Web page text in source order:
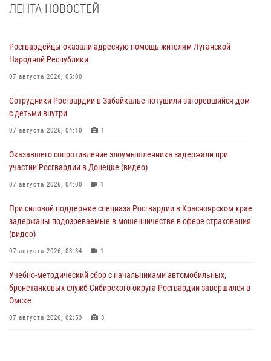
ЛЕНТА НОВОСТЕЙ
Росгвардейцы оказали адресную помощь жителям Луганской
Народной Республики
07 августа 2026, 05:00
Сотрудники Росгвардии в Забайкалье потушили загоревшийся дом
с детьми внутри
07 августа 2026, 04:10 1
Оказавшего сопротивление злоумышленника задержали при
участии Росгвардии в Донецке (видео)
07 августа 2026, 04:00 1
При силовой поддержке спецназа Росгвардии в Красноярском крае
задержаны подозреваемые в мошенничестве в сфере страхования
(видео)
07 августа 2026, 03:34 1
Учебно-методический сбор с начальниками автомобильных,
бронетанковых служб Сибирского округа Росгвардии завершился в
Омске
07 августа 2026, 02:53 3